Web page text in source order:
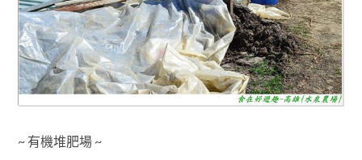
~ 有機堆肥場 ~